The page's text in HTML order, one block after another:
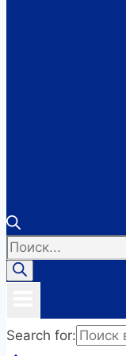
Поиск
товаров
Search for: